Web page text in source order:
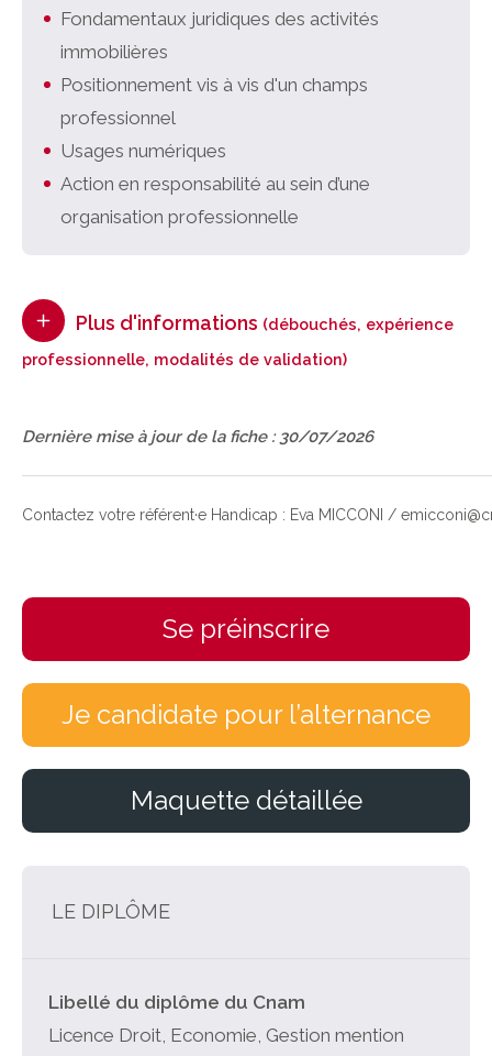
Se préinscrire
Je candidate pour l’alternance
Maquette détaillée
LE DIPLÔME
Libellé du diplôme du Cnam
Licence Droit, Economie, Gestion mention
Fondamentaux juridiques des activités
immobilières
Positionnement vis à vis d'un champs
professionnel
Usages numériques
Action en responsabilité au sein d’une
organisation professionnelle
Plus d'informations (débouchés, expérience
professionnelle, modalités de validation)
Dernière mise à jour de la fiche : 30/07/2026
Contactez votre référent·e Handicap : Eva MICCONI /